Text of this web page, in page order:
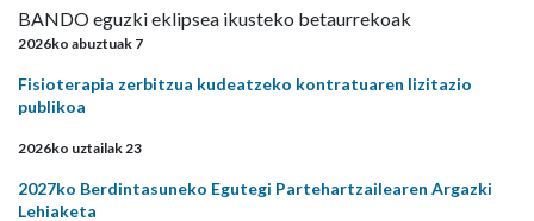
BANDO eguzki eklipsea ikusteko betaurrekoak
2026ko abuztuak 7
Fisioterapia zerbitzua kudeatzeko kontratuaren lizitazio
publikoa
2026ko uztailak 23
2027ko Berdintasuneko Egutegi Partehartzailearen Argazki
Lehiaketa